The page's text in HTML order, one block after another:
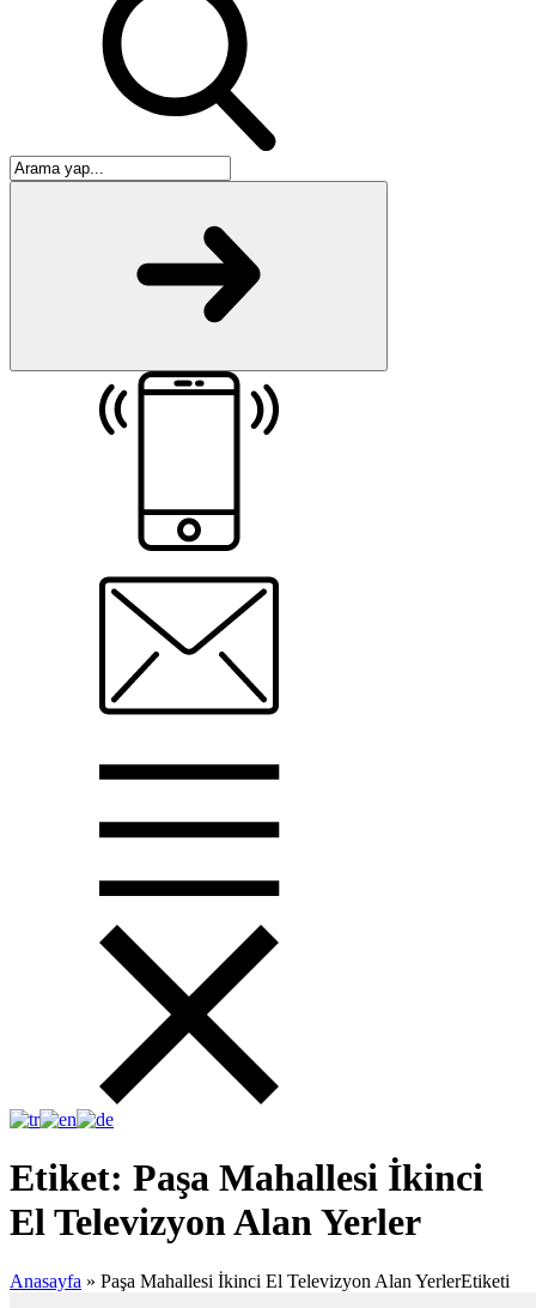
Etiket: Paşa Mahallesi İkinci
El Televizyon Alan Yerler
Anasayfa » Paşa Mahallesi İkinci El Televizyon Alan YerlerEtiketi